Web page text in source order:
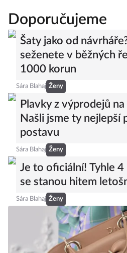
Doporučujeme
Šaty jako od
seženete v běžných
1000 korun
Sára Blahaj Ženy
Plavky z výprodejů
Našli jsme ty nejlepší
postavu
Sára Blahaj Ženy
Je to oficiální! Tyhle
se stanou hitem
Sára Blahaj Ženy